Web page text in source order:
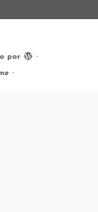
por ·
·